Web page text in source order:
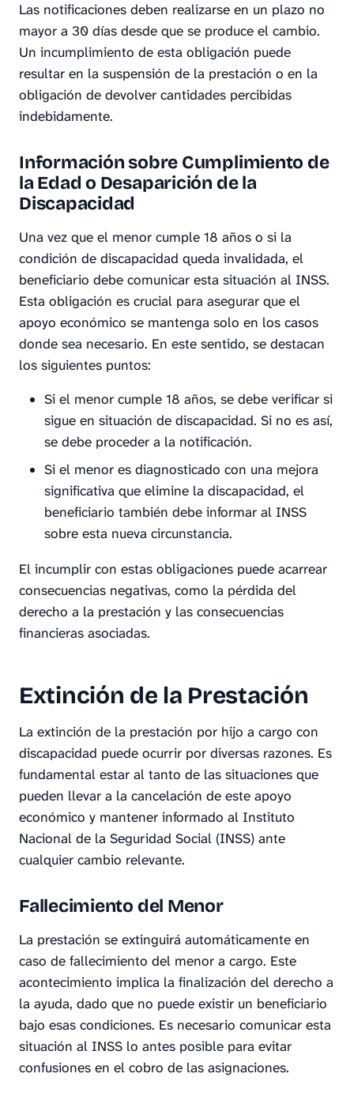
Las notificaciones deben realizarse en un plazo no
mayor a 30 días desde que se produce el cambio.
Un incumplimiento de esta obligación puede
resultar en la suspensión de la prestación o en la
obligación de devolver cantidades percibidas
indebidamente.
Información sobre Cumplimiento de
la Edad o Desaparición de la
Discapacidad
Una vez que el menor cumple 18 años o si la
condición de discapacidad queda invalidada, el
beneficiario debe comunicar esta situación al INSS.
Esta obligación es crucial para asegurar que el
apoyo económico se mantenga solo en los casos
donde sea necesario. En este sentido, se destacan
los siguientes puntos:
Si el menor cumple 18 años, se debe verificar si
sigue en situación de discapacidad. Si no es así,
se debe proceder a la notificación.
Si el menor es diagnosticado con una mejora
significativa que elimine la discapacidad, el
beneficiario también debe informar al INSS
sobre esta nueva circunstancia.
El incumplir con estas obligaciones puede acarrear
consecuencias negativas, como la pérdida del
derecho a la prestación y las consecuencias
financieras asociadas.
Extinción de la Prestación
La extinción de la prestación por hijo a cargo con
discapacidad puede ocurrir por diversas razones. Es
fundamental estar al tanto de las situaciones que
pueden llevar a la cancelación de este apoyo
económico y mantener informado al Instituto
Nacional de la Seguridad Social (INSS) ante
cualquier cambio relevante.
Fallecimiento del Menor
La prestación se extinguirá automáticamente en
caso de fallecimiento del menor a cargo. Este
acontecimiento implica la finalización del derecho a
la ayuda, dado que no puede existir un beneficiario
bajo esas condiciones. Es necesario comunicar esta
situación al INSS lo antes posible para evitar
confusiones en el cobro de las asignaciones.